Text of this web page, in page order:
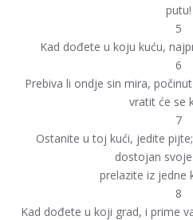
putu!
5
Kad dođete u koju kuću,
6
Prebiva li ondje sin mira,
vratit će se
7
Ostanite u toj kući, jedite
dostojan
prelazite iz jedne
8
Kad dođete u koji grad, i prime